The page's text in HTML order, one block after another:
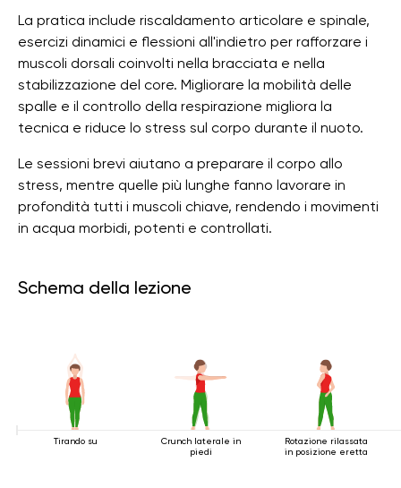
La pratica include riscaldamento articolare e spinale,
esercizi dinamici e flessioni all'indietro per rafforzare i
muscoli dorsali coinvolti nella bracciata e nella
stabilizzazione del core. Migliorare la mobilità delle
spalle e il controllo della respirazione migliora la
tecnica e riduce lo stress sul corpo durante il nuoto.
Le sessioni brevi aiutano a preparare il corpo allo
stress, mentre quelle più lunghe fanno lavorare in
profondità tutti i muscoli chiave, rendendo i movimenti
in acqua morbidi, potenti e controllati.
Schema della lezione
Tirando su
Crunch laterale in
piedi
Rotazione rilassata
in posizione eretta